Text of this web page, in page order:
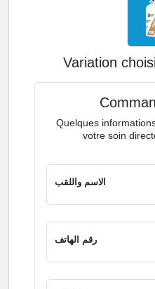
puissant de 660mg EPA
cœur, votre cerveau et
standards
Variation
Quelques
votre soin
الاسم واللقب
رقم الهاتف